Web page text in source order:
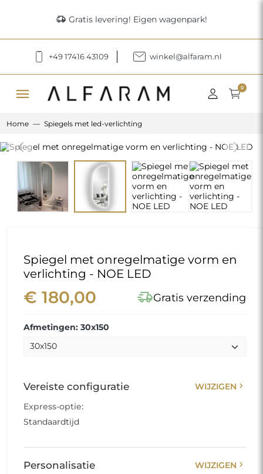
delivery_truck_speed Gratis levering! Eigen wagenpark!
+49 17416 43109 winkel@alfaram.nl
menu 0
Home Spiegels met led-verlichting
Previous Next
Spiegel met onregelmatige vorm en
verlichting - NOE LED
€ 180,00 delivery_truck_speedGratis verzending
Afmetingen: 30x150
Vereiste configuratie WIJZIGEN chevron_right
Express-optie:
Standaardtijd
Personalisatie WIJZIGEN chevron_right